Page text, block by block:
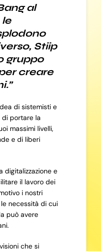
al
Stiip
gruppo
creare
di sistemisti e
portare la
massimi livelli,
e di liberi
digitalizzazione e
il lavoro dei
i nostri
necessità di cui
può avere
che si